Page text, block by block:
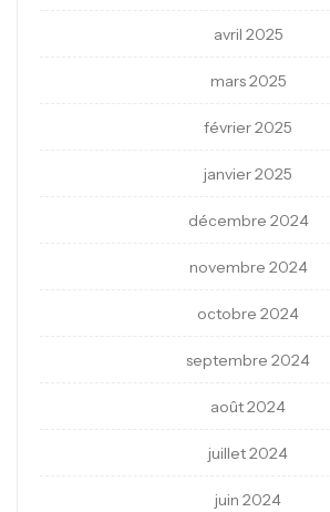
avril 2025
mars 2025
février 2025
janvier 2025
décembre 2024
novembre 2024
octobre 2024
septembre 2024
août 2024
juillet 2024
juin 2024